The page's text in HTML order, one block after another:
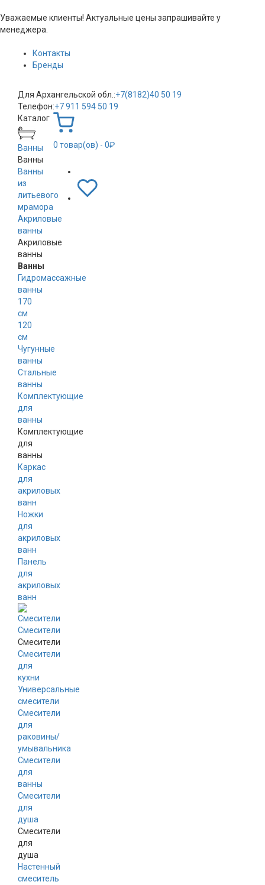
Уважаемые клиенты! Актуальные цены запрашивайте у
менеджера.
Контакты
Бренды
Для Архангельской обл.:+7(8182)40 50 19
Телефон:+7 911 594 50 19
Каталог
Ванны
Ванны
Ванны
из
литьевого
мрамора
Акриловые
ванны
Акриловые
ванны
Ванны
Гидромассажные
ванны
170
см
120
см
Чугунные
ванны
Стальные
ванны
Комплектующие
для
ванны
Комплектующие
для
ванны
Каркас
для
акриловых
ванн
Ножки
для
акриловых
ванн
Панель
для
акриловых
ванн
Смесители
Смесители
Смесители
для
кухни
Универсальные
смесители
Смесители
для
раковины/
умывальника
Смесители
для
ванны
Смесители
для
душа
Смесители
для
душа
Настенный
смеситель
0 товар(ов) - 0₽